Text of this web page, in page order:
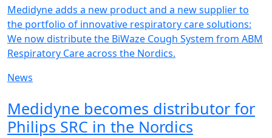
Medidyne adds a new product and a new supplier to
the portfolio of innovative respiratory care solutions:
We now distribute the BiWaze Cough System from ABM
Respiratory Care across the Nordics.
News
Medidyne becomes distributor for
Philips SRC in the Nordics